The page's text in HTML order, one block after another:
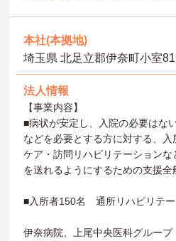
本社(本拠地)
埼玉県 北足立郡伊奈町小室
法人情報
【事業内容】
■病状が安定し、入院の必要はな
などを必要とする方に対する、
ケア・訪問リハビリテーション
を送れるようにするための支援全
■入所者150名 通所リハビリテー
伊奈病院、上尾中央医科グループ